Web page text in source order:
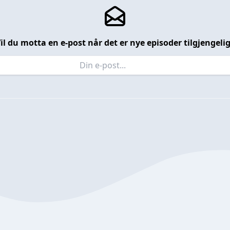
du motta en e-post når det er nye episoder